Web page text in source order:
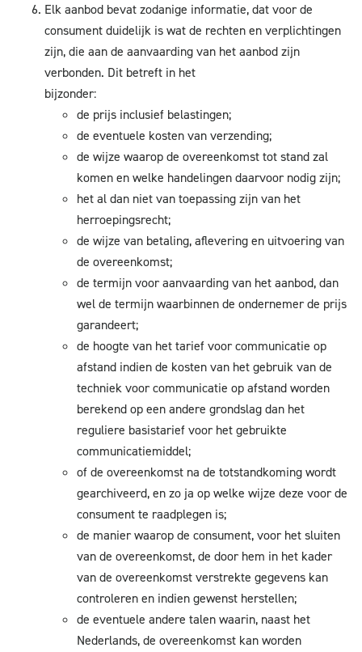
Elk aanbod bevat zodanige informatie, dat voor de
consument duidelijk is wat de rechten en verplichtingen
zijn, die aan de aanvaarding van het aanbod zijn
verbonden. Dit betreft in het
bijzonder:
de prijs inclusief belastingen;
de eventuele kosten van verzending;
de wijze waarop de overeenkomst tot stand zal
komen en welke handelingen daarvoor nodig zijn;
het al dan niet van toepassing zijn van het
herroepingsrecht;
de wijze van betaling, aflevering en uitvoering van
de overeenkomst;
de termijn voor aanvaarding van het aanbod, dan
wel de termijn waarbinnen de ondernemer de prijs
garandeert;
de hoogte van het tarief voor communicatie op
afstand indien de kosten van het gebruik van de
techniek voor communicatie op afstand worden
berekend op een andere grondslag dan het
reguliere basistarief voor het gebruikte
communicatiemiddel;
of de overeenkomst na de totstandkoming wordt
gearchiveerd, en zo ja op welke wijze deze voor de
consument te raadplegen is;
de manier waarop de consument, voor het sluiten
van de overeenkomst, de door hem in het kader
van de overeenkomst verstrekte gegevens kan
controleren en indien gewenst herstellen;
de eventuele andere talen waarin, naast het
Nederlands, de overeenkomst kan worden